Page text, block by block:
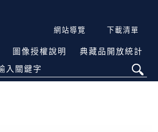
網站導覽 下載清單
圖像授權說明 典藏品開放統計
關鍵字